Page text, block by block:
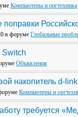
Компьютеры и оргтехника
поправки
в форуме Глобальные
Switch
Объявления
накопитель d-
Компьютеры и
требуется